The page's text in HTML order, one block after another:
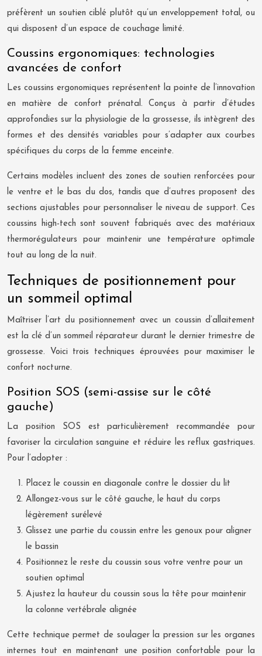
préfèrent un soutien ciblé plutôt qu’un enveloppement total, ou
qui disposent d’un espace de couchage limité.
Coussins ergonomiques: technologies
avancées de confort
Les coussins ergonomiques représentent la pointe de l’innovation
en matière de confort prénatal. Conçus à partir d’études
approfondies sur la physiologie de la grossesse, ils intègrent des
formes et des densités variables pour s’adapter aux courbes
spécifiques du corps de la femme enceinte.
Certains modèles incluent des zones de soutien renforcées pour
le ventre et le bas du dos, tandis que d’autres proposent des
sections ajustables pour personnaliser le niveau de support. Ces
coussins high-tech sont souvent fabriqués avec des matériaux
thermorégulateurs pour maintenir une température optimale
tout au long de la nuit.
Techniques de positionnement pour
un sommeil optimal
Maîtriser l’art du positionnement avec un coussin d’allaitement
est la clé d’un sommeil réparateur durant le dernier trimestre de
grossesse. Voici trois techniques éprouvées pour maximiser le
confort nocturne.
Position SOS (semi-assise sur le côté
gauche)
La position SOS est particulièrement recommandée pour
favoriser la circulation sanguine et réduire les reflux gastriques.
Pour l’adopter :
Placez le coussin en diagonale contre le dossier du lit
Allongez-vous sur le côté gauche, le haut du corps
légèrement surélevé
Glissez une partie du coussin entre les genoux pour aligner
le bassin
Positionnez le reste du coussin sous votre ventre pour un
soutien optimal
Ajustez la hauteur du coussin sous la tête pour maintenir
la colonne vertébrale alignée
Cette technique permet de soulager la pression sur les organes
internes tout en maintenant une position confortable pour la